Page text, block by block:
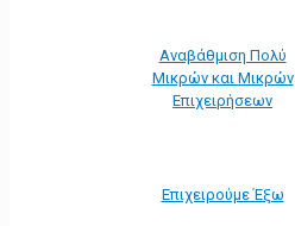
Αναβάθμιση Πολύ
Μικρών και Μικρών
Επιχειρήσεων
Επιχειρούμε Έξω